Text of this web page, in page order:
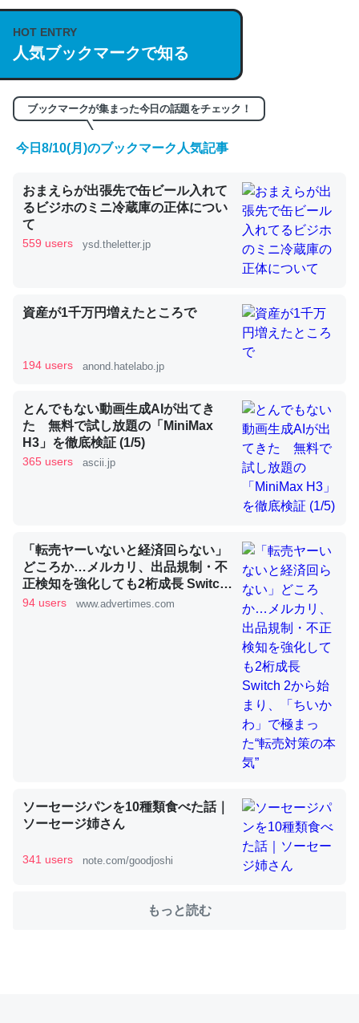
説してる記事が少ないので貴重な良記事。/続編来た
https://isobe324649.hatenablog.com/entry/2023/03/27
/064121
─GPTの仕組みと限界についての考察（１） - conceptualization
くらい。小説でいう「ずっと前の伏線」は回収されないけ
ど、短期記憶というには多い分量。進化すればするほど分
かりやすく強くなりそう
─GPTの仕組みと限界についての考察（１） - conceptualization
昆虫ってカルシウム少ないのか。知らんかった。調べたら
─ニュース :: 【研究発表】昆虫学の大問題＝「昆虫はなぜ海にいな
いのか」に関する新仮説
利だから両方が拮抗してるのでは」とあって面白い。海に
いる鋏角類（カブトガニ・ウミグモ）はカルシウムを使わ
ずキチンを強化してる筈だが、酵素が違うのか？
─ニュース :: 【研究発表】昆虫学の大問題＝「昆虫はなぜ海にいな
これを元に考えるとカルシウムを大量に使う脊椎動物と貝
類は苦労してるんだな…。腹足類だと殻を無くしてナメク
ちぼちRingも置こうかと画策中。あと、Googleマップで
HOT ENTRY
人気ブックマークで知る
ブックマークが集まった今日の話題をチェック！
今日8/10(月)のブックマーク人気記事
おまえらが出張先で缶ビール入れて
るビジホのミニ冷蔵庫の正体につい
て
559 users ysd.theletter.jp
資産が1千万円増えたところで
194 users anond.hatelabo.jp
とんでもない動画生成AIが出てき
た 無料で試し放題の「MiniMax
H3」を徹底検証 (1/5)
365 users ascii.jp
「転売ヤーいないと経済回らない」
どころか…メルカリ、出品規制・不
正検知を強化しても2桁成長 Switch
2から始まり、「ちいかわ」で極ま
94 users www.advertimes.com
ソーセージパンを10種類食べた話｜
ソーセージ姉さん
341 users note.com/goodjoshi
もっと読む